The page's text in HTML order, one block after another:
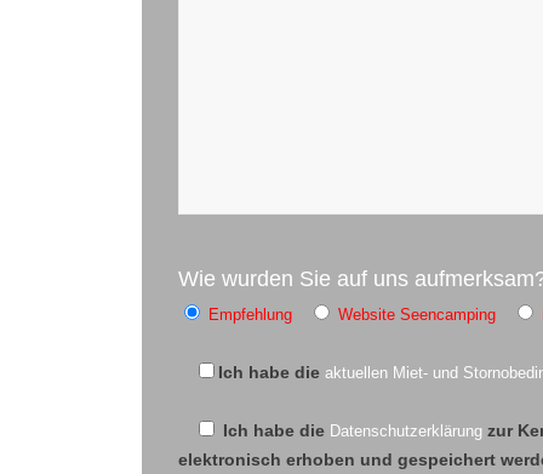
Wie wurden Sie auf uns
Empfehlung Website Seencamping
Ich habe dieaktuellen Miet- und
Ich habe die Datenschutzerklärung zur
elektronisch erhoben und gespeichert